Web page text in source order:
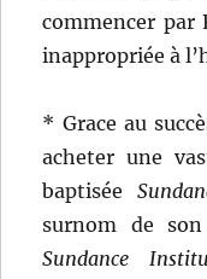
commencer par
inappropriée à
* Grace au
acheter une
baptisée
surnom de
Sundance